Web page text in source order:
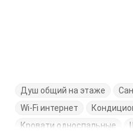
Душ общий на этаже
Wi-Fi интернет
Кровати односпальные